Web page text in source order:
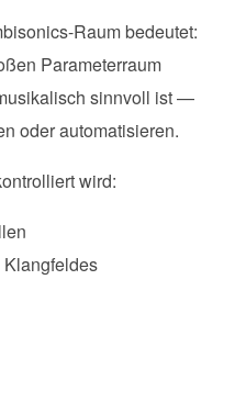
Raum bedeutet:
Parameterraum
sinnvoll ist —
oder automatisieren.
wird: